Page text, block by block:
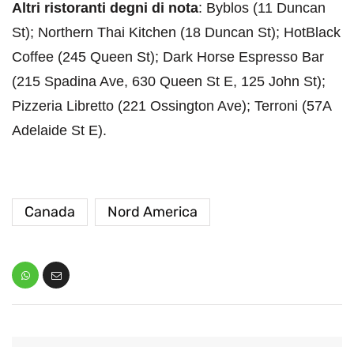
Altri ristoranti degni di nota: Byblos (11 Duncan
St); Northern Thai Kitchen (18 Duncan St); HotBlack
Coffee (245 Queen St); Dark Horse Espresso Bar
(215 Spadina Ave, 630 Queen St E, 125 John St);
Pizzeria Libretto (221 Ossington Ave); Terroni (57A
Adelaide St E).
Canada Nord America